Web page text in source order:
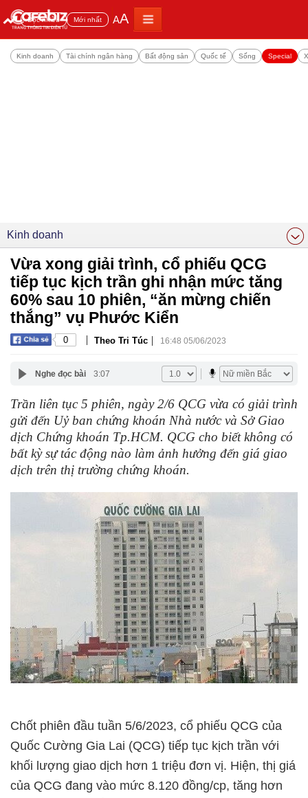
Đọc nhiều Mới nhất AA
Kinh doanh Tài chính ngân hàng Bất động sản Quốc tế Sống Special
Kinh doanh
Vừa xong giải trình, cổ phiếu QCG
tiếp tục kịch trần ghi nhận mức tăng
60% sau 10 phiên, “ăn mừng chiến
thắng” vụ Phước Kiển
0 | Theo Tri Túc | 16:48 05/06/2023
Nghe đọc bài 3:07
Trần liên tục 5 phiên, ngày 2/6 QCG vừa có giải trình
gửi đến Uỷ ban chứng khoán Nhà nước và Sở Giao
dịch Chứng khoán Tp.HCM. QCG cho biết không có
bất kỳ sự tác động nào làm ảnh hưởng đến giá giao
dịch trên thị trường chứng khoán.
Chốt phiên đầu tuần 5/6/2023, cổ phiếu QCG của
Quốc Cường Gia Lai (QCG) tiếp tục kịch trần với
khối lượng giao dịch hơn 1 triệu đơn vị. Hiện, thị giá
của QCG đang vào mức 8.120 đồng/cp, tăng hơn